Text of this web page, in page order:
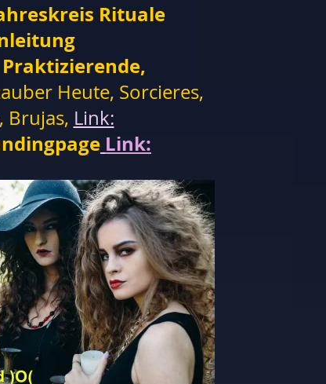
Rituale
Heute, Sorcieres,
Brujas, Link:
Link: